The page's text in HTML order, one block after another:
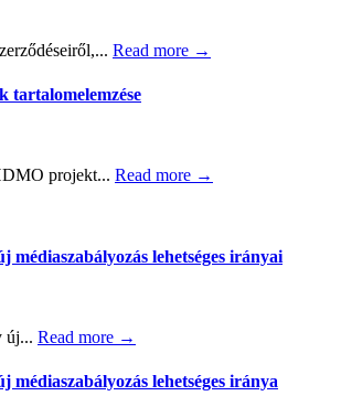
Read more →
tartalomelemzése
projekt... Read more →
médiaszabályozás lehetséges irányai
új... Read more →
lehetséges iránya